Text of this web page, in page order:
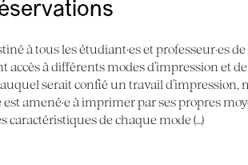
à tous les étudiant·es et professeur·es de
accès à différents modes d’impression et de
serait confié un travail d’impression,
amené·e à imprimer par ses propres
caractéristiques de chaque mode (…)